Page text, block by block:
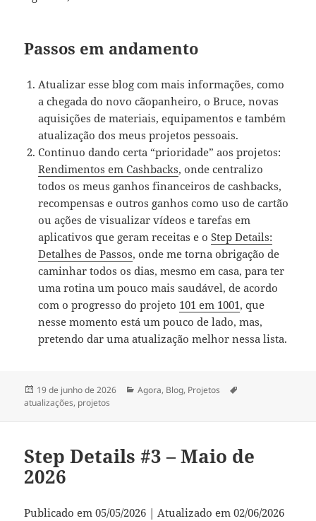
Passos em andamento
Atualizar esse blog com mais informações, como
a chegada do novo cãopanheiro, o Bruce, novas
aquisições de materiais, equipamentos e também
atualização dos meus projetos pessoais.
Continuo dando certa “prioridade” aos projetos:
Rendimentos em Cashbacks, onde centralizo
todos os meus ganhos financeiros de cashbacks,
recompensas e outros ganhos como uso de cartão
ou ações de visualizar vídeos e tarefas em
aplicativos que geram receitas e oStep Details:
Detalhes de Passos, onde me torna obrigação de
caminhar todos os dias, mesmo em casa, para ter
uma rotina um pouco mais saudável, de acordo
com o progresso do projeto 101 em 1001, que
nesse momento está um pouco de lado, mas,
pretendo dar uma atualização melhor nessa lista.
Publicado
em
19 de junho de 2026 Categorias
Agora, Blog, Projetos
atualizações, projetos
Step Details #3 – Maio de
2026
Publicado em 05/05/2026 | Atualizado em 02/06/2026